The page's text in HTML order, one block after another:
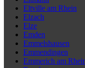
Eltville am Rhein
Elzach
Elze
Emden
Emmelshausen
Emmendingen
Emmerich am